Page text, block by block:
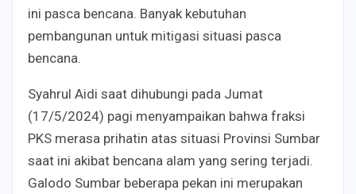
ini pasca bencana. Banyak kebutuhan
pembangunan untuk mitigasi situasi pasca
bencana.
Syahrul Aidi saat dihubungi pada Jumat
(17/5/2024) pagi menyampaikan bahwa fraksi
PKS merasa prihatin atas situasi Provinsi Sumbar
saat ini akibat bencana alam yang sering terjadi.
Galodo Sumbar beberapa pekan ini merupakan